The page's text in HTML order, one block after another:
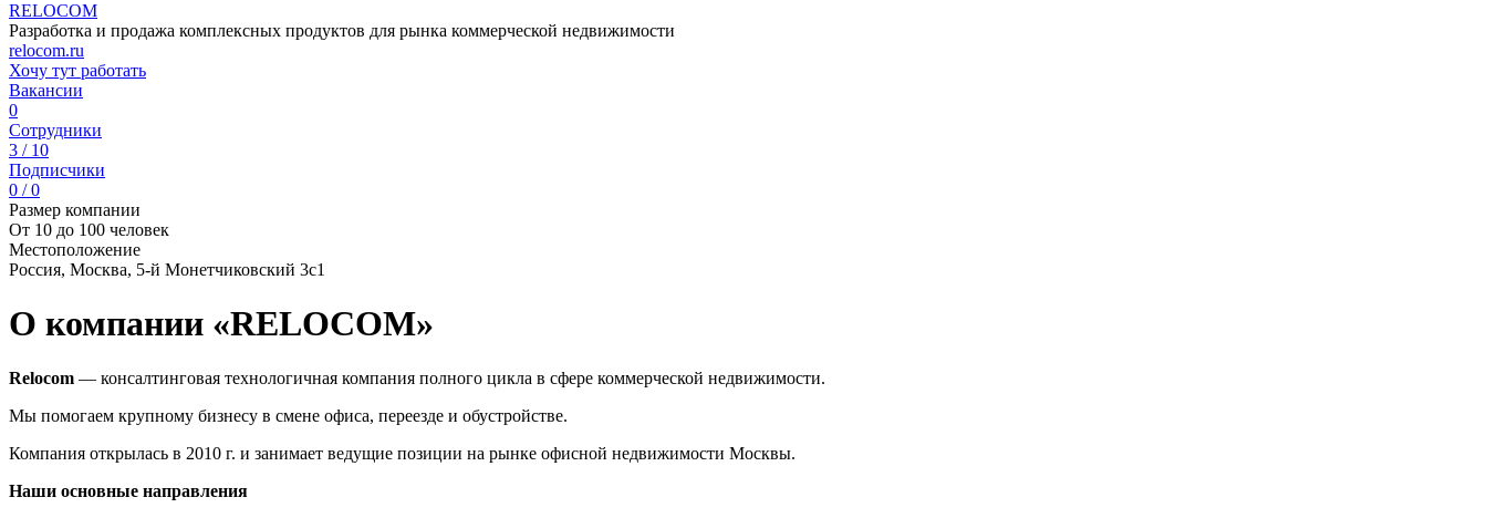
RELOCOM
Разработка и продажа комплексных продуктов для рынка коммерческой недвижимости
relocom.ru
Хочу тут работать
Вакансии
0
Сотрудники
3 / 10
Подписчики
0 / 0
Размер компании
От 10 до 100 человек
Местоположение
Россия, Москва, 5-й Монетчиковский 3с1
О компании «RELOCOM»
Relocom — консалтинговая технологичная компания полного цикла в сфере коммерческой недвижимости.
Мы помогаем крупному бизнесу в смене офиса, переезде и обустройстве.
Компания открылась в 2010 г. и занимает ведущие позиции на рынке офисной недвижимости Москвы.
Наши основные направления